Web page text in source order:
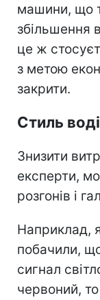
машини, що
збільшення
це ж
з метою
закрити.
Стиль
Знизити
експерти,
розгонів і
Наприклад,
побачили,
сигнал
червоний,